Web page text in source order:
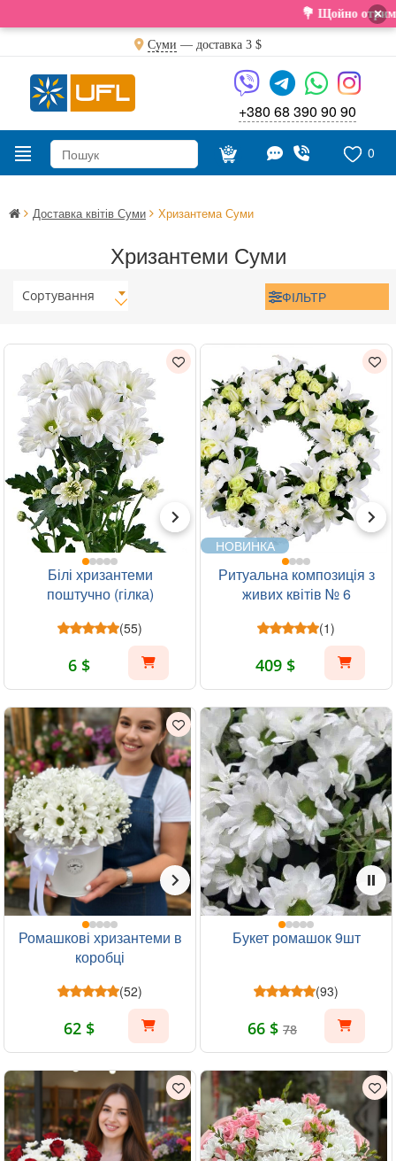
💐 Щойно отримали ×
Суми — доставка 3 $
+380 68 390 90 90
0
Доставка квітів Суми Хризантема Суми
Хризантеми Суми
Сортування ФІЛЬТР
Білі хризантеми
поштучно (гілка)
(55)
6 $
НОВИНКА
Ритуальна композиція з
живих квітів № 6
(1)
409 $
Ромашкові хризантеми в
коробці
(52)
62 $
Букет ромашок 9шт
(93)
66 $ 78